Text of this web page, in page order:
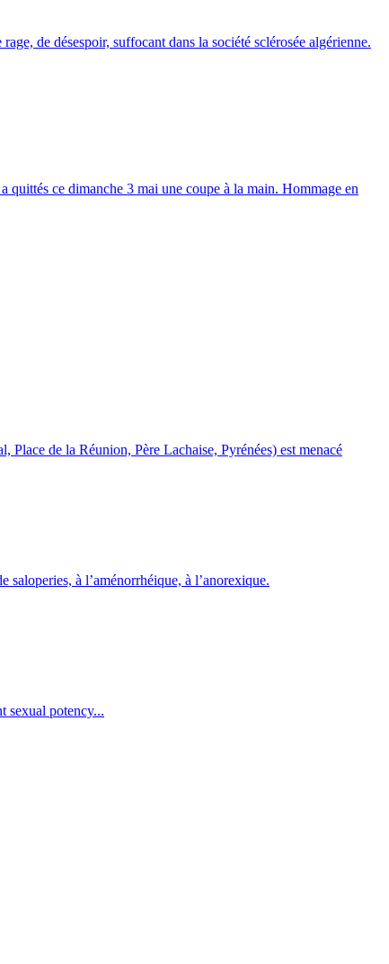
de désespoir, suffocant dans la société sclérosée algérienne.
ce dimanche 3 mai une coupe à la main. Hommage en
de la Réunion, Père Lachaise, Pyrénées) est menacé
à l’aménorrhéique, à l’anorexique.
sexual potency...